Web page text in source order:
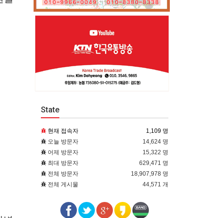
State
현재 접속자
1,109 명
오늘 방문자
14,624 명
어제 방문자
15,322 명
최대 방문자
629,471 명
전체 방문자
18,907,978 명
전체 게시물
44,571 개